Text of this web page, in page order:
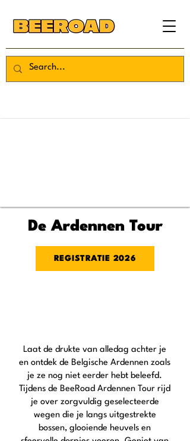
De Ardennen Tour
REGISTRATIE 2026
Laat de drukte van alledag achter je
en ontdek de Belgische Ardennen zoals
je ze nog niet eerder hebt beleefd.
Tijdens de BeeRoad Ardennen Tour rijd
je over zorgvuldig geselecteerde
wegen die je langs uitgestrekte
bossen, glooiende heuvels en